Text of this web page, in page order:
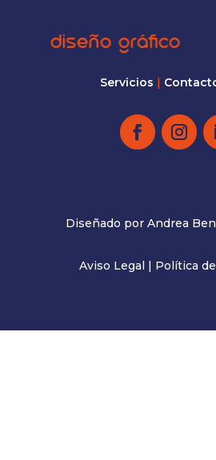
diseño gráfico
Servicios
Diseñado por Andrea
Aviso Legal Política